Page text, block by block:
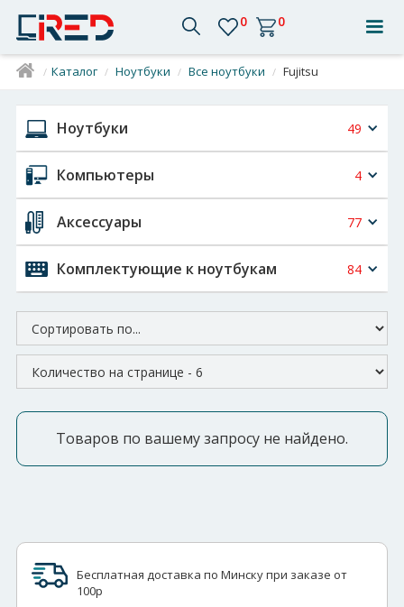
0 0
Бесплатная доставка по Минску при заказе от
100р
/ Каталог / Ноутбуки / Все ноутбуки / Fujitsu
Ноутбуки 49
Компьютеры 4
Аксессуары 77
Комплектующие к ноутбукам 84
Товаров по вашему запросу не найдено.